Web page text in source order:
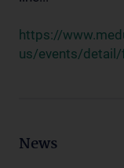
https://
us/events/
News